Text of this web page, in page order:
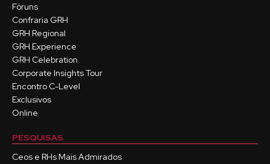
Fóruns
Confraria GRH
GRH Regional
GRH Experience
GRH Celebration
Corporate Insights Tour
Encontro C-Level
Exclusivos
Online
PESQUISAS
Ceos e RHs Mais Admirados